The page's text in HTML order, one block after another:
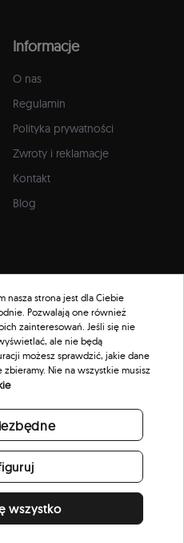
Informacje
O nas
Regulamin
Polityka prywatności
Zwroty i reklamacje
Kontakt
Blog
aby otrzymywać informacje o
sklepie.
All rights reserved
nasza strona jest dla Ciebie
Pozwalają one również
zainteresowań. Jeśli się nie
ale nie będą
możesz sprawdzić, jakie dane
Nie na wszystkie musisz
wszystko